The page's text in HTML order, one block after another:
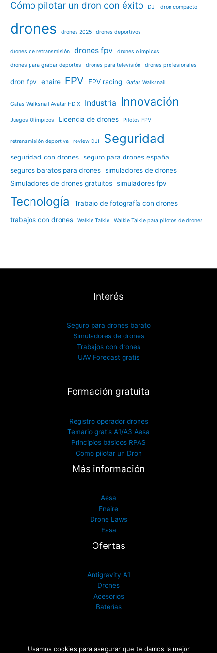
Cómo pilotar un dron con éxito DJI dron compacto
drones drones 2025 drones deportivos
drones de retransmisión drones fpv drones olímpicos
drones para grabar deportes drones para televisión drones profesionales
dron fpv enaire FPV FPV racing Gafas Walksnail
Gafas Walksnail Avatar HD X Industria Innovación
Juegos Olímpicos Licencia de drones Pilotos FPV
retransmisión deportiva review DJI Seguridad
seguridad con drones seguro para drones españa
seguros baratos para drones simuladores de drones
Simuladores de drones gratuitos simuladores fpv
Tecnología Trabajo de fotografía con drones
trabajos con drones Walkie Talkie Walkie Talkie para pilotos de drones
Interés
Seguro para drones barato
Simuladores de drones
Trabajos con drones
UAV Forecast gratis
Formación gratuita
Registro operador drones
Temario gratis A1/A3 Aesa
Principios básicos RPAS
Como pilotar un Dron
Más información
Aesa
Enaire
Drone Laws
Easa
Ofertas
Antigravity A1
Drones
Acesorios
Baterías
Usamos cookies para asegurar que te damos la mejor